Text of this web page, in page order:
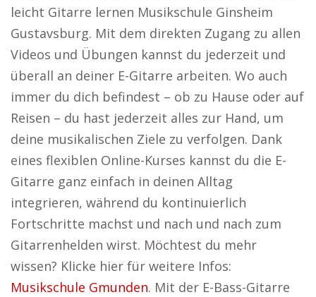
leicht Gitarre lernen Musikschule Ginsheim
Gustavsburg. Mit dem direkten Zugang zu allen
Videos und Übungen kannst du jederzeit und
überall an deiner E-Gitarre arbeiten. Wo auch
immer du dich befindest – ob zu Hause oder auf
Reisen – du hast jederzeit alles zur Hand, um
deine musikalischen Ziele zu verfolgen. Dank
eines flexiblen Online-Kurses kannst du die E-
Gitarre ganz einfach in deinen Alltag
integrieren, während du kontinuierlich
Fortschritte machst und nach und nach zum
Gitarrenhelden wirst. Möchtest du mehr
wissen? Klicke hier für weitere Infos:
Musikschule Gmunden. Mit der E-Bass-Gitarre